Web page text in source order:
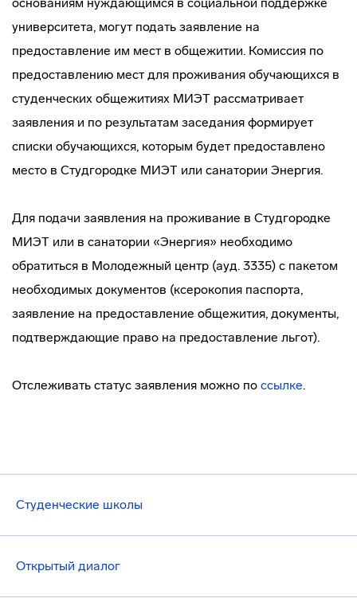
Студенческие школы
Открытый диалог
университета, могут подать заявление на
предоставление им мест в общежитии. Комиссия по
предоставлению мест для проживания обучающихся в
студенческих общежитиях МИЭТ рассматривает
заявления и по результатам заседания формирует
списки обучающихся, которым будет предоставлено
место в Студгородке МИЭТ или санатории Энергия.
Для подачи заявления на проживание в Студгородке
МИЭТ или в санатории «Энергия» необходимо
обратиться в Молодежный центр (ауд. 3335) с пакетом
необходимых документов (ксерокопия паспорта,
заявление на предоставление общежития, документы,
подтверждающие право на предоставление льгот).
Отслеживать статус заявления можно по ссылке.